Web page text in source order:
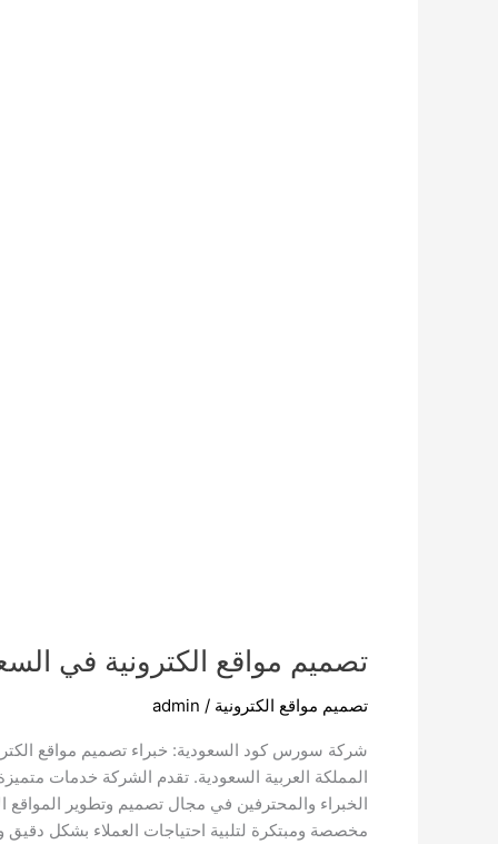
تصميم مواقع الكترونية في
تصميم مواقع الكترونية /
admin
شركة سورس كود السعودية: خبراء تصميم مواقع
المملكة العربية السعودية. تقدم الشركة خدمات
الخبراء والمحترفين في مجال تصميم وتطوير
مخصصة ومبتكرة لتلبية احتياجات العملاء بشكل دقيق